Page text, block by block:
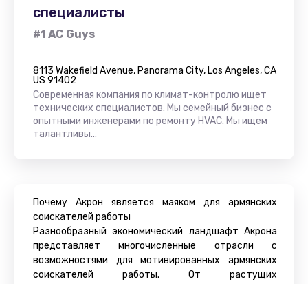
специалисты
#1 AC Guys
8113 Wakefield Avenue, Panorama City, Los Angeles, CA
US 91402
Современная компания по климат-контролю ищет
технических специалистов. Мы семейный бизнес с
опытными инженерами по ремонту HVAC. Мы ищем
талантливы…
Почему Акрон является маяком для армянских
соискателей работы
Разнообразный экономический ландшафт Акрона
представляет многочисленные отрасли с
возможностями для мотивированных армянских
соискателей работы. От растущих